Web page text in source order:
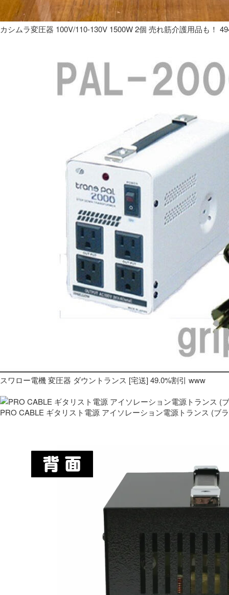
カシムラ変圧器 100V/110-130V 1500W 2個 売れ筋介護用品も！
スワロー電機 変圧器 ダウントランス [宅送] 49.0%割引 www
PRO CABLE ギタリスト電源 アイソレーション電源トランス (ブ